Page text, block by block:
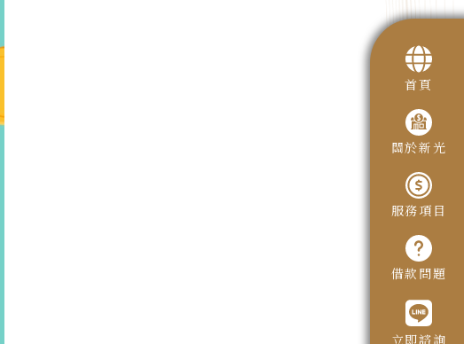
首頁
關於新光
服務項目
借款問題
立即諮詢